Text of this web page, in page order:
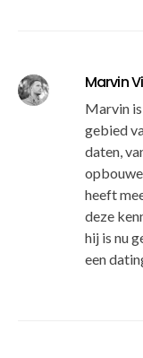
Marvin
Marvin
gebied
daten,
heeft
deze
hij is nu
een